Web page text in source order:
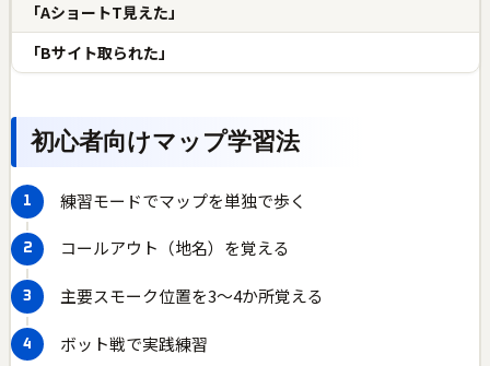
「AショートT見えた」
「Bサイト取られた」
初心者向けマップ学習法
練習モードでマップを単独で歩く
コールアウト（地名）を覚える
主要スモーク位置を3〜4か所覚える
ボット戦で実践練習